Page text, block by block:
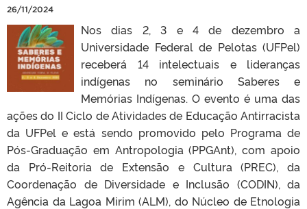
26/11/2024
Nos dias 2, 3 e 4 de dezembro a
Universidade Federal de Pelotas (UFPel)
receberá 14 intelectuais e lideranças
indígenas no seminário Saberes e
Memórias Indígenas. O evento é uma das
ações do II Ciclo de Atividades de Educação Antirracista
da UFPel e está sendo promovido pelo Programa de
Pós-Graduação em Antropologia (PPGAnt), com apoio
da Pró-Reitoria de Extensão e Cultura (PREC), da
Coordenação de Diversidade e Inclusão (CODIN), da
Agência da Lagoa Mirim (ALM), do Núcleo de Etnologia